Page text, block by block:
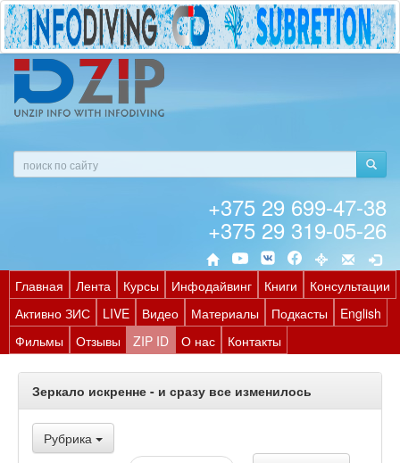
+375 29 699-47-38
+375 29 319-05-26
Главная Лента Курсы Инфодайвинг Книги
Консультации
Активно ЗИС
LIVE Видео Материалы Подкасты
English
Фильмы
Отзывы ZIP ID О нас Контакты
Зеркало искренне - и сразу все изменилось
Рубрика